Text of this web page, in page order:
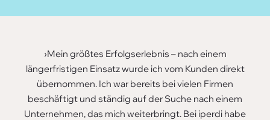
›Mein größtes Erfolgserlebnis – nach einem
längerfristigen Einsatz wurde ich vom Kunden direkt
übernommen. Ich war bereits bei vielen Firmen
beschäftigt und ständig auf der Suche nach einem
Unternehmen, das mich weiterbringt. Bei iperdi habe